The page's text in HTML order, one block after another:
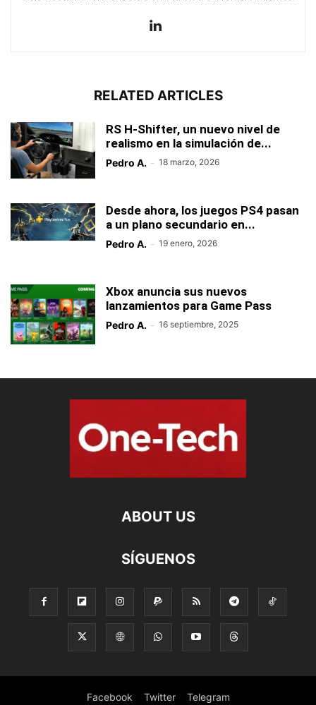
RELATED ARTICLES
RS H-Shifter, un nuevo nivel de
realismo en la simulación de...
Pedro A. - 18 marzo, 2026
Desde ahora, los juegos PS4 pasan
a un plano secundario en...
Pedro A. - 19 enero, 2026
Xbox anuncia sus nuevos
lanzamientos para Game Pass
Pedro A. - 16 septiembre, 2025
ABOUT US
SÍGUENOS
Facebook Twitter Telegram